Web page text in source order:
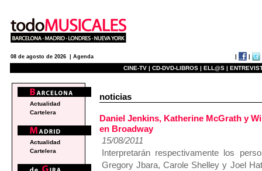
08 de agosto de 2026 | Agenda
CINE-TV | CD-DVD-LIBROS | ELL@S |
noticias
Daniel Jenkins, Katherine McGrath y
en Broadway
15/08/2011
Interpretarán respectivamente los
Gregory Jbara, Carole Shelley y Joel
Actualidad
Cartelera
Actualidad
Cartelera